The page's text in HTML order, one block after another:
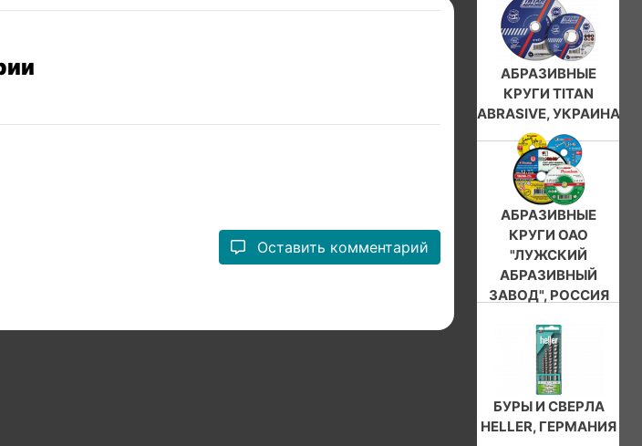
Оставить комментарий
АБРАЗИВНЫЕ
КРУГИ TITAN
ABRASIVE, УКРАИНА
АБРАЗИВНЫЕ
КРУГИ ОАО
"ЛУЖСКИЙ
АБРАЗИВНЫЙ
ЗАВОД", РОССИЯ
БУРЫ И СВЕРЛА
HELLER, ГЕРМАНИЯ